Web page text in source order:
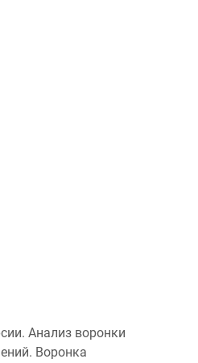
Анализ воронки
Воронка